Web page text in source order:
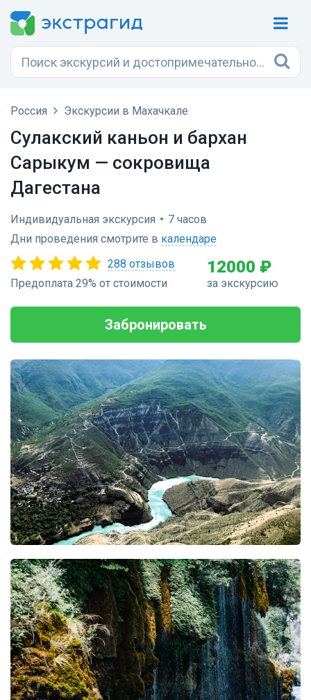
Россия Экскурсии в Махачкале
Сулакский каньон и бархан
Сарыкум — сокровища
Дагестана
Индивидуальная экскурсия • 7 часов
Дни проведения смотрите в календаре
288 отзывов
Предоплата 29% от стоимости
12000 ₽
за экскурсию
Забронировать